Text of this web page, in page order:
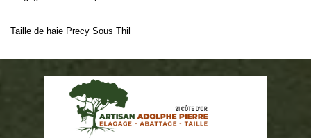
Taille de haie Precy Sous Thil